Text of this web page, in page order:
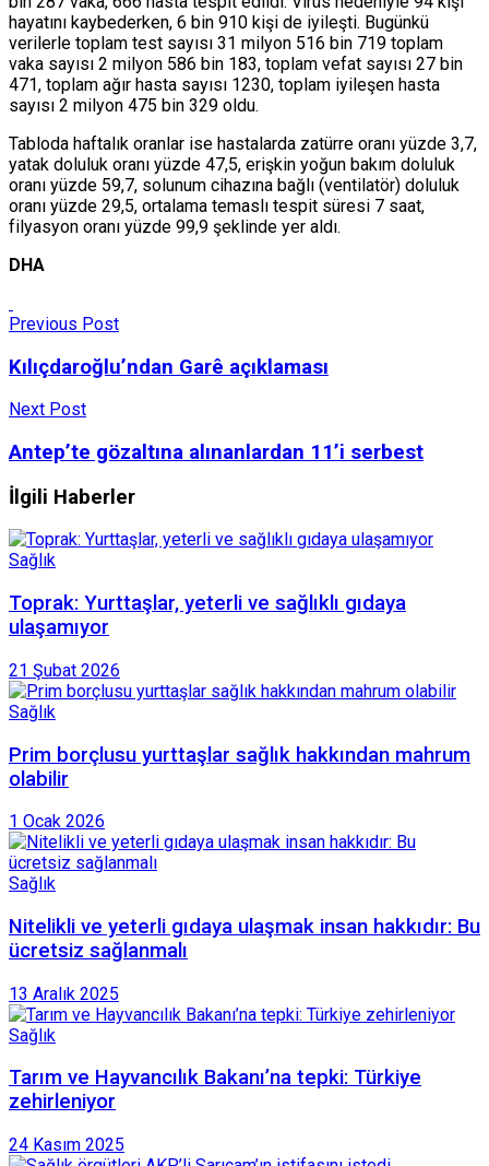
hayatını kaybederken, 6 bin 910 kişi de iyileşti. Bugünkü
verilerle toplam test sayısı 31 milyon 516 bin 719 toplam
vaka sayısı 2 milyon 586 bin 183, toplam vefat sayısı 27 bin
471, toplam ağır hasta sayısı 1230, toplam iyileşen hasta
sayısı 2 milyon 475 bin 329 oldu.
Tabloda haftalık oranlar ise hastalarda zatürre oranı yüzde 3,7,
yatak doluluk oranı yüzde 47,5, erişkin yoğun bakım doluluk
oranı yüzde 59,7, solunum cihazına bağlı (ventilatör) doluluk
oranı yüzde 29,5, ortalama temaslı tespit süresi 7 saat,
filyasyon oranı yüzde 99,9 şeklinde yer aldı.
DHA
Previous Post
Kılıçdaroğlu’ndan Garê açıklaması
Next Post
Antep’te gözaltına alınanlardan 11’i serbest
İlgili Haberler
Sağlık
Toprak: Yurttaşlar, yeterli ve sağlıklı gıdaya
ulaşamıyor
21 Şubat 2026
Sağlık
Prim borçlusu yurttaşlar sağlık hakkından mahrum
olabilir
1 Ocak 2026
Sağlık
Nitelikli ve yeterli gıdaya ulaşmak insan hakkıdır: Bu
ücretsiz sağlanmalı
13 Aralık 2025
Sağlık
Tarım ve Hayvancılık Bakanı’na tepki: Türkiye
zehirleniyor
24 Kasım 2025